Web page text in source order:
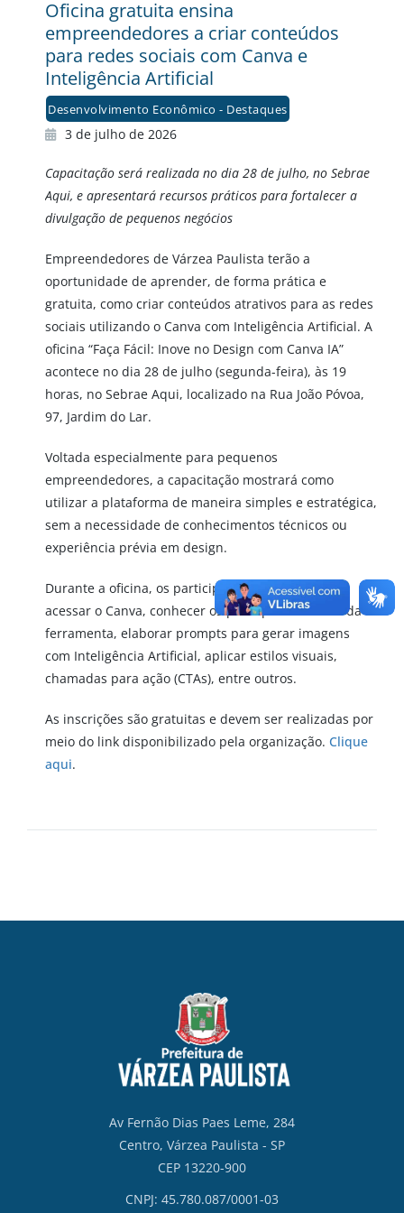
Oficina gratuita ensina
empreendedores a criar conteúdos
para redes sociais com Canva e
Inteligência Artificial
Desenvolvimento Econômico - Destaques
3 de julho de 2026
Capacitação será realizada no dia 28 de julho, no Sebrae
Aqui, e apresentará recursos práticos para fortalecer a
divulgação de pequenos negócios
Empreendedores de Várzea Paulista terão a
oportunidade de aprender, de forma prática e
gratuita, como criar conteúdos atrativos para as redes
sociais utilizando o Canva com Inteligência Artificial. A
oficina “Faça Fácil: Inove no Design com Canva IA”
acontece no dia 28 de julho (segunda-feira), às 19
horas, no Sebrae Aqui, localizado na Rua João Póvoa,
97, Jardim do Lar.
Voltada especialmente para pequenos
empreendedores, a capacitação mostrará como
utilizar a plataforma de maneira simples e estratégica,
sem a necessidade de conhecimentos técnicos ou
experiência prévia em design.
Durante a oficina, os participantes aprenderão
acessar o Canva, conhecer os principais recursos da
ferramenta, elaborar prompts para gerar imagens
com Inteligência Artificial, aplicar estilos visuais,
chamadas para ação (CTAs), entre outros.
As inscrições são gratuitas e devem ser realizadas por
meio do link disponibilizado pela organização. Clique
aqui.
Av Fernão Dias Paes Leme, 284
Centro, Várzea Paulista - SP
CEP 13220-900
CNPJ: 45.780.087/0001-03